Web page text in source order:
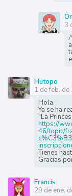
3
Hutopo
1 de feb. de
Hola.
Ya se ha
"La
https://
46/topic/
Tienes
Gracias
Francis
29 de ene.